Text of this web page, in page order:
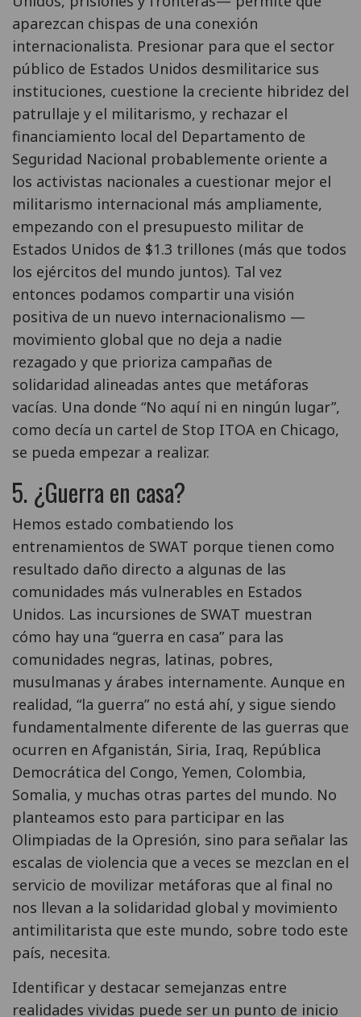
aparezcan chispas de una conexión
internacionalista. Presionar para que el sector
público de Estados Unidos desmilitarice sus
instituciones, cuestione la creciente hibridez del
patrullaje y el militarismo, y rechazar el
financiamiento local del Departamento de
Seguridad Nacional probablemente oriente a
los activistas nacionales a cuestionar mejor el
militarismo internacional más ampliamente,
empezando con el presupuesto militar de
Estados Unidos de $1.3 trillones (más que todos
los ejércitos del mundo juntos). Tal vez
entonces podamos compartir una visión
positiva de un nuevo internacionalismo —
movimiento global que no deja a nadie
rezagado y que prioriza campañas de
solidaridad alineadas antes que metáforas
vacías. Una donde “No aquí ni en ningún lugar”,
como decía un cartel de Stop ITOA en Chicago,
se pueda empezar a realizar.
5. ¿Guerra en casa?
Hemos estado combatiendo los
entrenamientos de SWAT porque tienen como
resultado daño directo a algunas de las
comunidades más vulnerables en Estados
Unidos. Las incursiones de SWAT muestran
cómo hay una “guerra en casa” para las
comunidades negras, latinas, pobres,
musulmanas y árabes internamente. Aunque en
realidad, “la guerra” no está ahí, y sigue siendo
fundamentalmente diferente de las guerras que
ocurren en Afganistán, Siria, Iraq, República
Democrática del Congo, Yemen, Colombia,
Somalia, y muchas otras partes del mundo. No
planteamos esto para participar en las
Olimpiadas de la Opresión, sino para señalar las
escalas de violencia que a veces se mezclan en el
servicio de movilizar metáforas que al final no
nos llevan a la solidaridad global y movimiento
antimilitarista que este mundo, sobre todo este
país, necesita.
Identificar y destacar semejanzas entre
realidades vividas puede ser un punto de inicio